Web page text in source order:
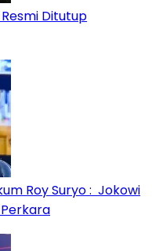
Ditutup
Roy Suryo : Jokowi